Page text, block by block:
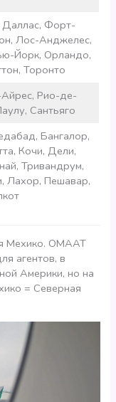
Даллас, Форт-
Лос-Анджелес,
Йорк, Орландо,
Торонто
Рио-де-
Сантьяго
Бангалор,
Кочи, Дели,
Тривандрум,
Лахор, Пешавар,
Мехико. OMAAT
агентов, в
Америки, но на
= Северная